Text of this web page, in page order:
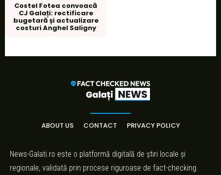
Costel Fotea convoacă
CJ Galați: rectificare
bugetară și actualizare
costuri Anghel Saligny
ABOUT US CONTACT PRIVACY POLICY
News-Galati.ro este o platformă digitală de știri locale și
regionale, validată prin procese riguroase de fact-checking.